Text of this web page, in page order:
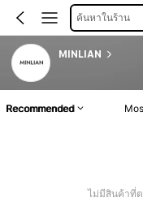
ค้นหาในร้าน
MINLIAN
Recommended
ไม่มีสินค้าที่ต